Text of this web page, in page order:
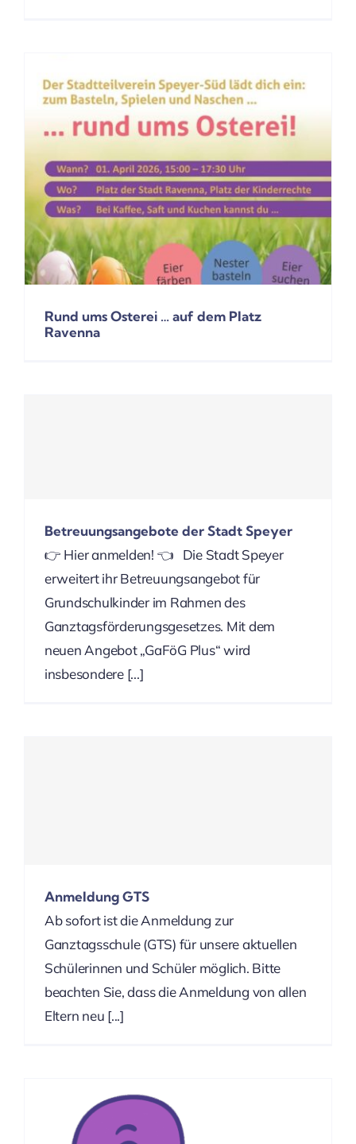
Rund ums Osterei … auf dem Platz
Ravenna
Betreuungsangebote der Stadt Speyer
👉 Hier anmelden! 👈 Die Stadt Speyer
erweitert ihr Betreuungsangebot für
Grundschulkinder im Rahmen des
Ganztagsförderungsgesetzes. Mit dem
neuen Angebot „GaFöG Plus“ wird
insbesondere [...]
Anmeldung GTS
Ab sofort ist die Anmeldung zur
Ganztagsschule (GTS) für unsere aktuellen
Schülerinnen und Schüler möglich. Bitte
beachten Sie, dass die Anmeldung von allen
Eltern neu [...]